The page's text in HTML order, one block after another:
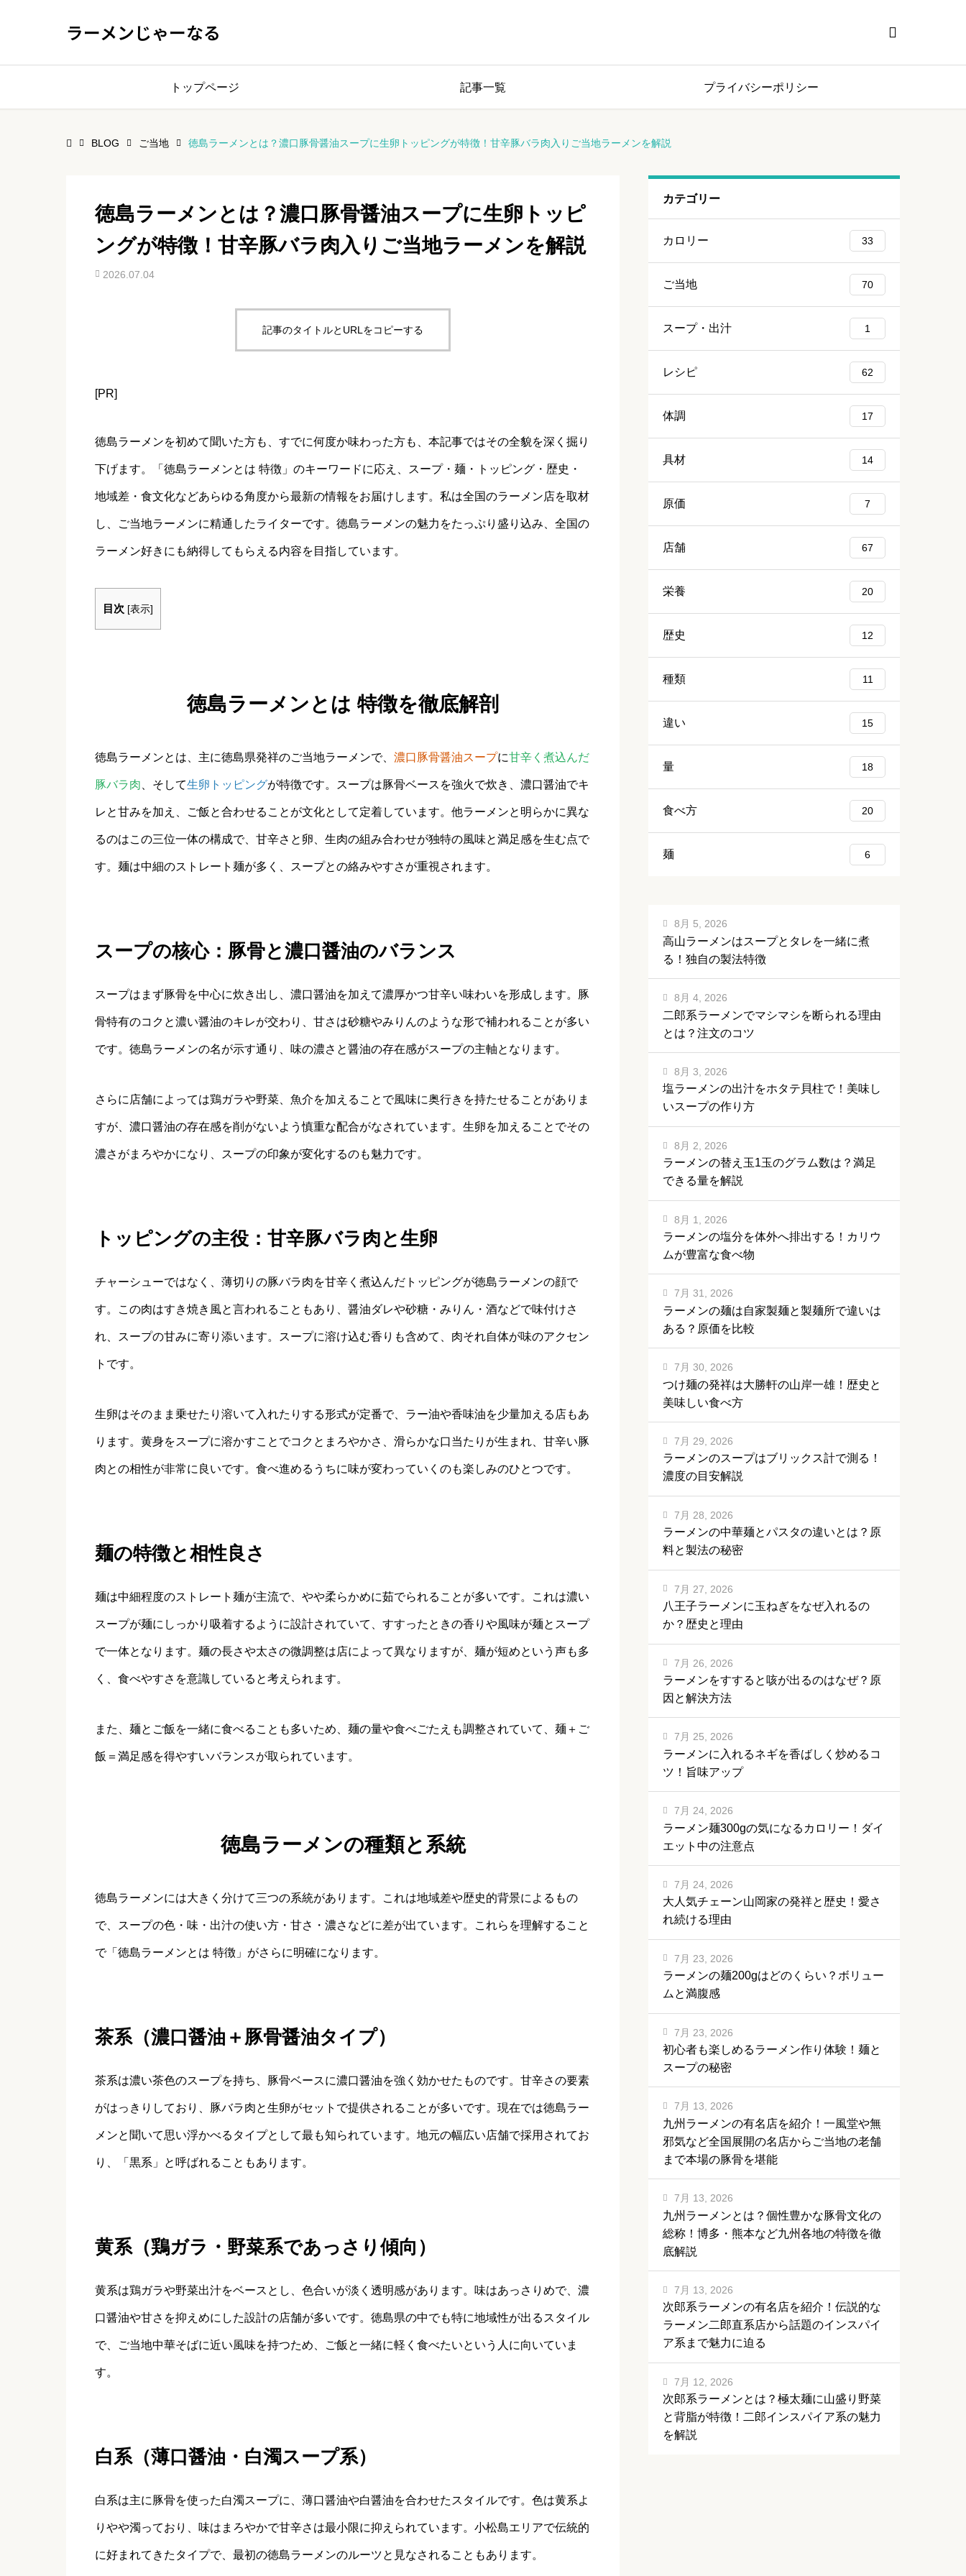
ラーメンじゃーなる 
トップページ 記事一覧 プライバシーポリシー
BLOG ご当地 徳島ラーメンとは？濃口豚骨醤油スープに生卵トッピングが特徴！甘辛豚バラ肉入りご当地ラーメンを解説
徳島ラーメンとは？濃口豚骨醤油スープに生卵トッピ
ングが特徴！甘辛豚バラ肉入りご当地ラーメンを解説
2026.07.04
記事のタイトルとURLをコピーする
[PR]
徳島ラーメンを初めて聞いた方も、すでに何度か味わった方も、本記事ではその全貌を深く掘り
下げます。「徳島ラーメンとは 特徴」のキーワードに応え、スープ・麺・トッピング・歴史・
地域差・食文化などあらゆる角度から最新の情報をお届けします。私は全国のラーメン店を取材
し、ご当地ラーメンに精通したライターです。徳島ラーメンの魅力をたっぷり盛り込み、全国の
ラーメン好きにも納得してもらえる内容を目指しています。
目次 [表示]
徳島ラーメンとは 特徴を徹底解剖
徳島ラーメンとは、主に徳島県発祥のご当地ラーメンで、 濃口豚骨醤油スープに甘辛く煮込んだ
豚バラ肉、そして生卵トッピングが特徴です。スープは豚骨ベースを強火で炊き、濃口醤油でキ
レと甘みを加え、ご飯と合わせることが文化として定着しています。他ラーメンと明らかに異な
るのはこの三位一体の構成で、甘辛さと卵、生肉の組み合わせが独特の風味と満足感を生む点で
す。麺は中細のストレート麺が多く、スープとの絡みやすさが重視されます。
スープの核心：豚骨と濃口醤油のバランス
スープはまず豚骨を中心に炊き出し、濃口醤油を加えて濃厚かつ甘辛い味わいを形成します。豚
骨特有のコクと濃い醤油のキレが交わり、甘さは砂糖やみりんのような形で補われることが多い
です。徳島ラーメンの名が示す通り、味の濃さと醤油の存在感がスープの主軸となります。
さらに店舗によっては鶏ガラや野菜、魚介を加えることで風味に奥行きを持たせることがありま
すが、濃口醤油の存在感を削がないよう慎重な配合がなされています。生卵を加えることでその
濃さがまろやかになり、スープの印象が変化するのも魅力です。
トッピングの主役：甘辛豚バラ肉と生卵
チャーシューではなく、薄切りの豚バラ肉を甘辛く煮込んだトッピングが徳島ラーメンの顔で
す。この肉はすき焼き風と言われることもあり、醤油ダレや砂糖・みりん・酒などで味付けさ
れ、スープの甘みに寄り添います。スープに溶け込む香りも含めて、肉それ自体が味のアクセン
トです。
生卵はそのまま乗せたり溶いて入れたりする形式が定番で、ラー油や香味油を少量加える店もあ
ります。黄身をスープに溶かすことでコクとまろやかさ、滑らかな口当たりが生まれ、甘辛い豚
肉との相性が非常に良いです。食べ進めるうちに味が変わっていくのも楽しみのひとつです。
麺の特徴と相性良さ
麺は中細程度のストレート麺が主流で、やや柔らかめに茹でられることが多いです。これは濃い
スープが麺にしっかり吸着するように設計されていて、すすったときの香りや風味が麺とスープ
で一体となります。麺の長さや太さの微調整は店によって異なりますが、麺が短めという声も多
く、食べやすさを意識していると考えられます。
また、麺とご飯を一緒に食べることも多いため、麺の量や食べごたえも調整されていて、麺＋ご
飯＝満足感を得やすいバランスが取られています。
徳島ラーメンの種類と系統
徳島ラーメンには大きく分けて三つの系統があります。これは地域差や歴史的背景によるもの
で、スープの色・味・出汁の使い方・甘さ・濃さなどに差が出ています。これらを理解すること
で「徳島ラーメンとは 特徴」がさらに明確になります。
茶系（濃口醤油＋豚骨醤油タイプ）
茶系は濃い茶色のスープを持ち、豚骨ベースに濃口醤油を強く効かせたものです。甘辛さの要素
がはっきりしており、豚バラ肉と生卵がセットで提供されることが多いです。現在では徳島ラー
メンと聞いて思い浮かべるタイプとして最も知られています。地元の幅広い店舗で採用されてお
り、「黒系」と呼ばれることもあります。
黄系（鶏ガラ・野菜系であっさり傾向）
黄系は鶏ガラや野菜出汁をベースとし、色合いが淡く透明感があります。味はあっさりめで、濃
口醤油や甘さを抑えめにした設計の店舗が多いです。徳島県の中でも特に地域性が出るスタイル
で、ご当地中華そばに近い風味を持つため、ご飯と一緒に軽く食べたいという人に向いていま
す。
白系（薄口醤油・白濁スープ系）
白系は主に豚骨を使った白濁スープに、薄口醤油や白醤油を合わせたスタイルです。色は黄系よ
りやや濁っており、味はまろやかで甘辛さは最小限に抑えられています。小松島エリアで伝統的
に好まれてきたタイプで、最初の徳島ラーメンのルーツと見なされることもあります。
カテゴリー
カロリー 33
ご当地 70
スープ・出汁 1
レシピ 62
体調 17
具材 14
原価 7
店舗 67
栄養 20
歴史 12
種類 11
違い 15
量 18
食べ方 20
麺 6
高山ラーメンはスープとタレを一緒に煮
る！独自の製法特徴
8月 5, 2026
二郎系ラーメンでマシマシを断られる理由
とは？注文のコツ
8月 4, 2026
塩ラーメンの出汁をホタテ貝柱で！美味し
いスープの作り方
8月 3, 2026
ラーメンの替え玉1玉のグラム数は？満足
できる量を解説
8月 2, 2026
ラーメンの塩分を体外へ排出する！カリウ
ムが豊富な食べ物
8月 1, 2026
ラーメンの麺は自家製麺と製麺所で違いは
ある？原価を比較
7月 31, 2026
つけ麺の発祥は大勝軒の山岸一雄！歴史と
美味しい食べ方
7月 30, 2026
ラーメンのスープはブリックス計で測る！
濃度の目安解説
7月 29, 2026
ラーメンの中華麺とパスタの違いとは？原
料と製法の秘密
7月 28, 2026
八王子ラーメンに玉ねぎをなぜ入れるの
か？歴史と理由
7月 27, 2026
ラーメンをすすると咳が出るのはなぜ？原
因と解決方法
7月 26, 2026
ラーメンに入れるネギを香ばしく炒めるコ
ツ！旨味アップ
7月 25, 2026
ラーメン麺300gの気になるカロリー！ダイ
エット中の注意点
7月 24, 2026
大人気チェーン山岡家の発祥と歴史！愛さ
れ続ける理由
7月 24, 2026
ラーメンの麺200gはどのくらい？ボリュー
ムと満腹感
7月 23, 2026
初心者も楽しめるラーメン作り体験！麺と
スープの秘密
7月 23, 2026
九州ラーメンの有名店を紹介！一風堂や無
邪気など全国展開の名店からご当地の老舗
まで本場の豚骨を堪能
7月 13, 2026
九州ラーメンとは？個性豊かな豚骨文化の
総称！博多・熊本など九州各地の特徴を徹
底解説
7月 13, 2026
次郎系ラーメンの有名店を紹介！伝説的な
ラーメン二郎直系店から話題のインスパイ
ア系まで魅力に迫る
7月 13, 2026
次郎系ラーメンとは？極太麺に山盛り野菜
と背脂が特徴！二郎インスパイア系の魅力
を解説
7月 12, 2026